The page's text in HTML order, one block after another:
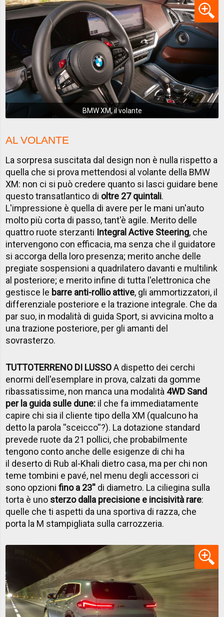
BMW XM, il volante
AL VOLANTE
La sorpresa suscitata dal design non è nulla rispetto a
quella che si prova mettendosi al volante della BMW
XM: non ci si può credere quanto si lasci guidare bene
questo transatlantico di oltre 27 quintali.
L'impressione è quella di avere per le mani un'auto
molto più corta di passo, tant'è agile. Merito delle
quattro ruote sterzanti Integral Active Steering, che
intervengono con efficacia, ma senza che il guidatore
si accorga della loro presenza; merito anche delle
pregiate sospensioni a quadrilatero davanti e multilink
al posteriore; e merito infine di tutta l'elettronica che
gestisce le barre anti-rollio attive, gli ammortizzatori, il
differenziale posteriore e la trazione integrale. Che da
par suo, in modalità di guida Sport, si avvicina molto a
una trazione posteriore, per gli amanti del
sovrasterzo.
TUTTOTERRENO DI LUSSOA dispetto dei cerchi
enormi dell'esemplare in prova, calzati da gomme
ribassatissime, non manca una modalità 4WD Sand
per la guida sulle dune: il che fa immediatamente
capire chi sia il cliente tipo della XM (qualcuno ha
detto la parola ''sceicco''?). La dotazione standard
prevede ruote da 21 pollici, che probabilmente
tengono conto anche delle esigenze di chi ha
il deserto di Rub al-Khali dietro casa, ma per chi non
teme tombini e pavé, nel menu degli accessori ci
sono opzionifino a 23'' di diametro. La ciliegina sulla
torta è uno sterzo dalla precisione e incisività rare:
quelle che ti aspetti da una sportiva di razza, che
porta la M stampigliata sulla carrozzeria.